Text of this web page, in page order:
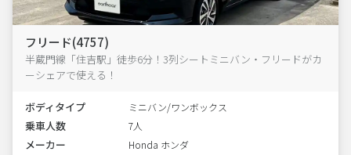
フリード(4757)
半蔵門線「住吉駅」徒歩6分！3列シートミニバン・フリードがカ
ーシェアで使える！
ボディタイプ ミニバン/ワンボックス
乗車人数 7人
メーカー Honda ホンダ